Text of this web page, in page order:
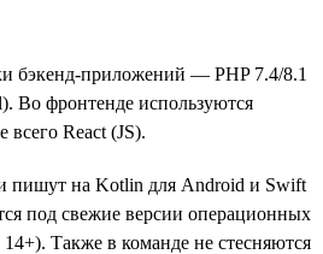
бэкенд-приложений — PHP 7.4/8.1
Во фронтенде используются
React (JS).
пишут на Kotlin для Android и Swift
под свежие версии операционных
Также в команде не стесняются